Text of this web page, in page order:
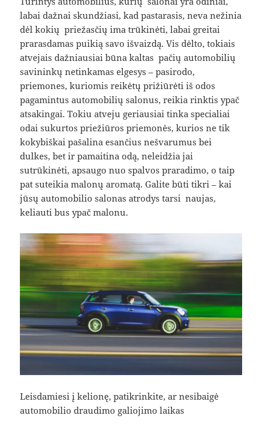
labai dažnai skundžiasi, kad pastarasis, neva nežinia
dėl kokių priežasčių ima trūkinėti, labai greitai
prarasdamas puikią savo išvaizdą. Vis dėlto, tokiais
atvejais dažniausiai būna kaltas pačių automobilių
savininkų netinkamas elgesys – pasirodo,
priemones, kuriomis reikėtų prižiūrėti iš odos
pagamintus automobilių salonus, reikia rinktis ypač
atsakingai. Tokiu atveju geriausiai tinka specialiai
odai sukurtos priežiūros priemonės, kurios ne tik
kokybiškai pašalina esančius nešvarumus bei
dulkes, bet ir pamaitina odą, neleidžia jai
sutrūkinėti, apsaugo nuo spalvos praradimo, o taip
pat suteikia malonų aromatą. Galite būti tikri – kai
jūsų automobilio salonas atrodys tarsi naujas,
keliauti bus ypač malonu.
Leisdamiesi į kelionę, patikrinkite, ar nesibaigė
automobilio draudimo galiojimo laikas